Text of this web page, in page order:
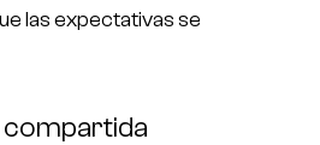
las expectativas se